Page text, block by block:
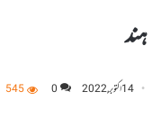
ہند
14 اکتوبر, 2022 0
545